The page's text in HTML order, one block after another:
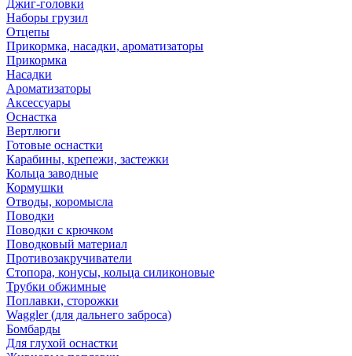
Джиг-головки
Наборы грузил
Отцепы
Прикормка, насадки, ароматизаторы
Прикормка
Насадки
Ароматизаторы
Аксессуары
Оснастка
Вертлюги
Готовые оснастки
Карабины, крепежи, застежки
Кольца заводные
Кормушки
Отводы, коромысла
Поводки
Поводки с крючком
Поводковый материал
Противозакручиватели
Стопора, конусы, кольца силиконовые
Трубки обжимные
Поплавки, сторожки
Waggler (для дальнего заброса)
Бомбарды
Для глухой оснастки